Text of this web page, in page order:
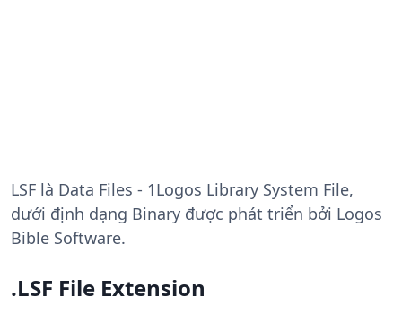
LSF là Data Files - 1Logos Library System File,
dưới định dạng Binary được phát triển bởi Logos
Bible Software.
.LSF File Extension